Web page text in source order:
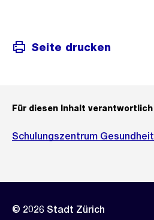
Seite drucken
Für diesen Inhalt verantwortlich
Schulungszentrum Gesundheit
© 2026 Stadt Zürich